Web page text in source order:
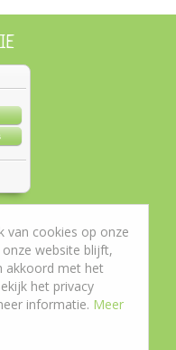
van cookies op onze
website blijft,
akkoord met het
het privacy
informatie. Meer